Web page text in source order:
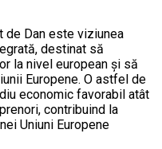
de Dan este viziunea
destinat să
la nivel european și să
Europene. O astfel de
economic favorabil atât
contribuind la
Uniuni Europene